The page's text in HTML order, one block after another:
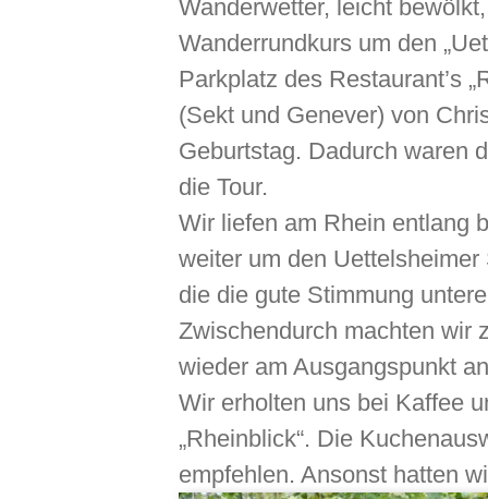
Wanderwetter, leicht
Wanderrundkurs um den
Parkplatz des Restaurant’s
(Sekt und Genever) von
Geburtstag. Dadurch waren
die Tour.
Wir liefen am Rhein entlang
weiter um den
die die gute Stimmung
Zwischendurch machten wir
wieder am Ausgangspunkt
Wir erholten uns bei Kaffee
„Rheinblick“. Die
empfehlen. Ansonst hatten